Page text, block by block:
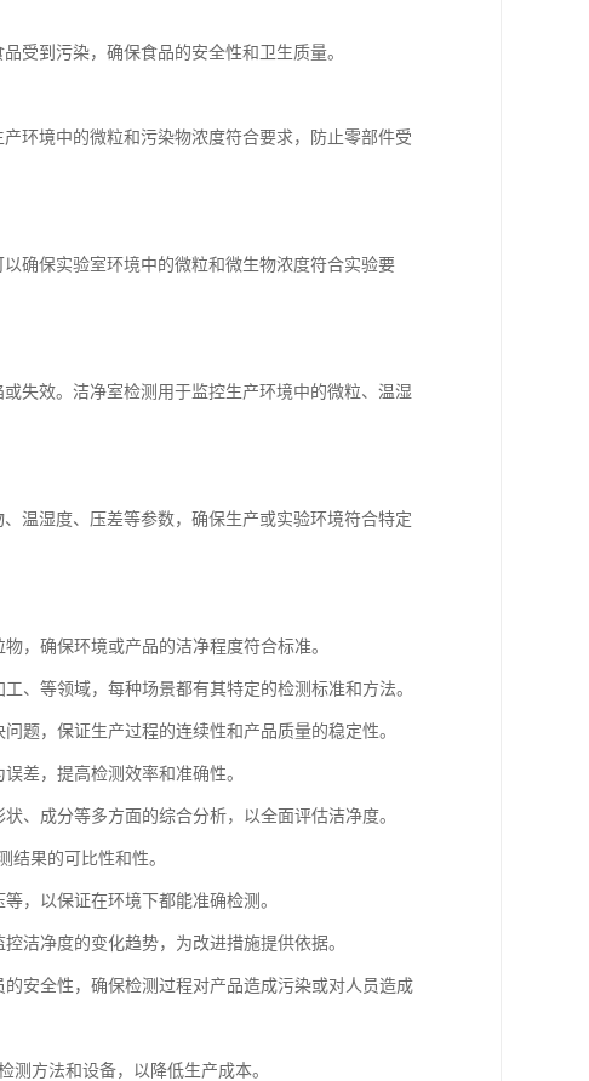
受到污染，确保食品的安全性和卫生质量。
环境中的微粒和污染物浓度符合要求，防止零部件受
确保实验室环境中的微粒和微生物浓度符合实验要
失效。洁净室检测用于监控生产环境中的微粒、温湿
温湿度、压差等参数，确保生产或实验环境符合特定
，确保环境或产品的洁净程度符合标准。
、等领域，每种场景都有其特定的检测标准和方法。
题，保证生产过程的连续性和产品质量的稳定性。
差，提高检测效率和准确性。
、成分等多方面的综合分析，以全面评估洁净度。
结果的可比性和性。
，以保证在环境下都能准确检测。
洁净度的变化趋势，为改进措施提供依据。
安全性，确保检测过程对产品造成污染或对人员造成
测方法和设备，以降低生产成本。